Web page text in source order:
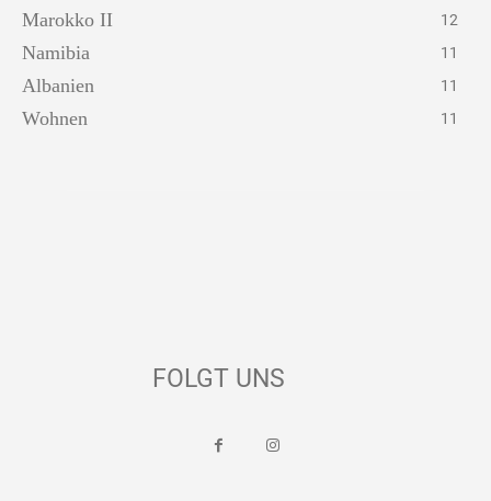
Marokko II 12
Namibia 11
Albanien 11
Wohnen 11
FOLGT UNS